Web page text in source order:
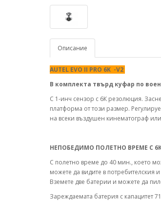
Описание
AUTEL EVO II PRO 6K -V2
В комплекта твърд куфар по
С 1-инч сензор с 6К резолюция.
платформа от този размер.
на всеки въздушен кинематограф
НЕПОБЕДИМО ПОЛЕТНО ВРЕМЕ С
С полетно време до 40 мин., което
можете да видите в
Вземете две батерии и можете да
Зареждаемата батерия с капацитет